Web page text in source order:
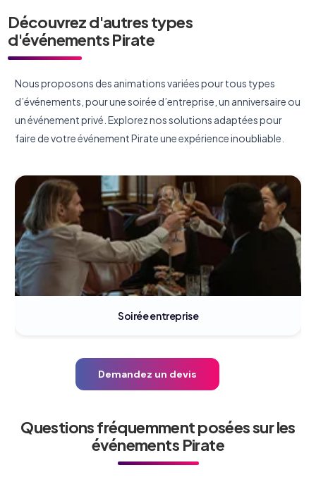
Découvrez d'autres types
d'événements Pirate
Nous proposons des animations variées pour tous types
d’événements, pour une soirée d’entreprise, un anniversaire ou
un événement privé. Explorez nos solutions adaptées pour
faire de votre événement Pirate une expérience inoubliable.
Salon professionnel
Demandez un devis
Questions fréquemment posées sur les
événements Pirate